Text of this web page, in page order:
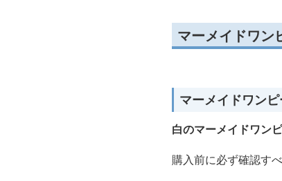
マーメイドワン
マーメイドワン
白のマーメイドワン
購入前に必ず確認す